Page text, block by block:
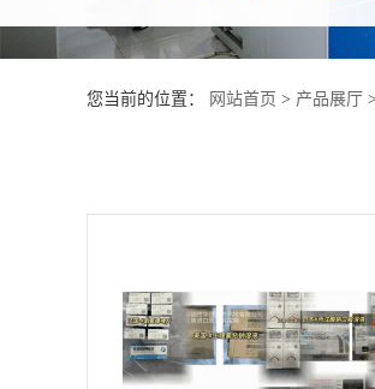
您当前的位置： 网站首页 > 产品展厅 >